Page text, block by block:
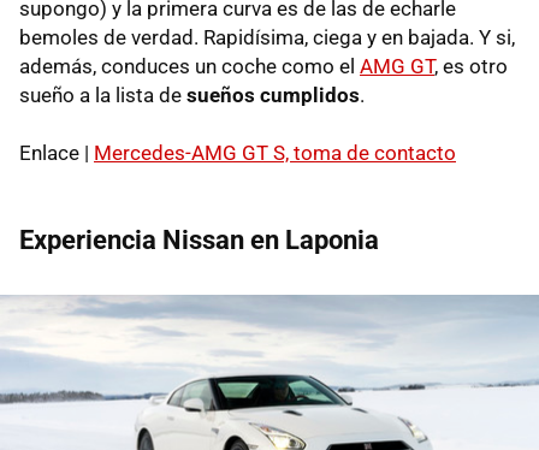
supongo) y la primera curva es de las de echarle
bemoles de verdad. Rapidísima, ciega y en bajada. Y si,
además, conduces un coche como el AMG GT, es otro
sueño a la lista de sueños cumplidos.
Enlace | Mercedes-AMG GT S, toma de contacto
Experiencia Nissan en Laponia